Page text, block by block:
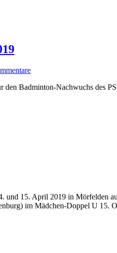
den Badminton-Nachwuchs des
und 15. April 2019 in Mörfelden
im Mädchen-Doppel U 15.